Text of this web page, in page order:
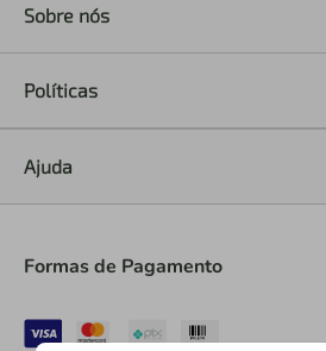
Sobre nós
Políticas
Ajuda
Formas de Pagamento